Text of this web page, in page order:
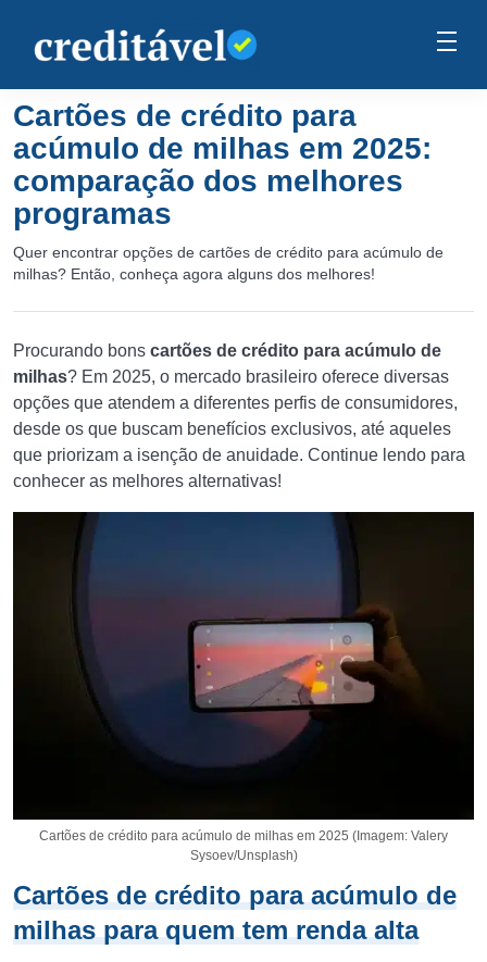
Cartões de crédito para
acúmulo de milhas em 2025:
comparação dos melhores
programas
Quer encontrar opções de cartões de crédito para acúmulo de
milhas? Então, conheça agora alguns dos melhores!
Procurando bons cartões de crédito para acúmulo de
milhas? Em 2025, o mercado brasileiro oferece diversas
opções que atendem a diferentes perfis de consumidores,
desde os que buscam benefícios exclusivos, até aqueles
que priorizam a isenção de anuidade. Continue lendo para
conhecer as melhores alternativas!
Cartões de crédito para acúmulo de milhas em 2025 (Imagem: Valery
Sysoev/Unsplash)
Cartões de crédito para acúmulo de
milhas para quem tem renda alta